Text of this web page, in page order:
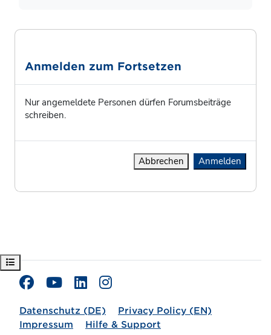
Kursindex öffnen
Anmelden zum Fortsetzen
Nur angemeldete Personen dürfen Forumsbeiträge
schreiben.
Abbrechen Anmelden
Datenschutz (DE)
Privacy Policy (EN)
Impressum
Hilfe & Support